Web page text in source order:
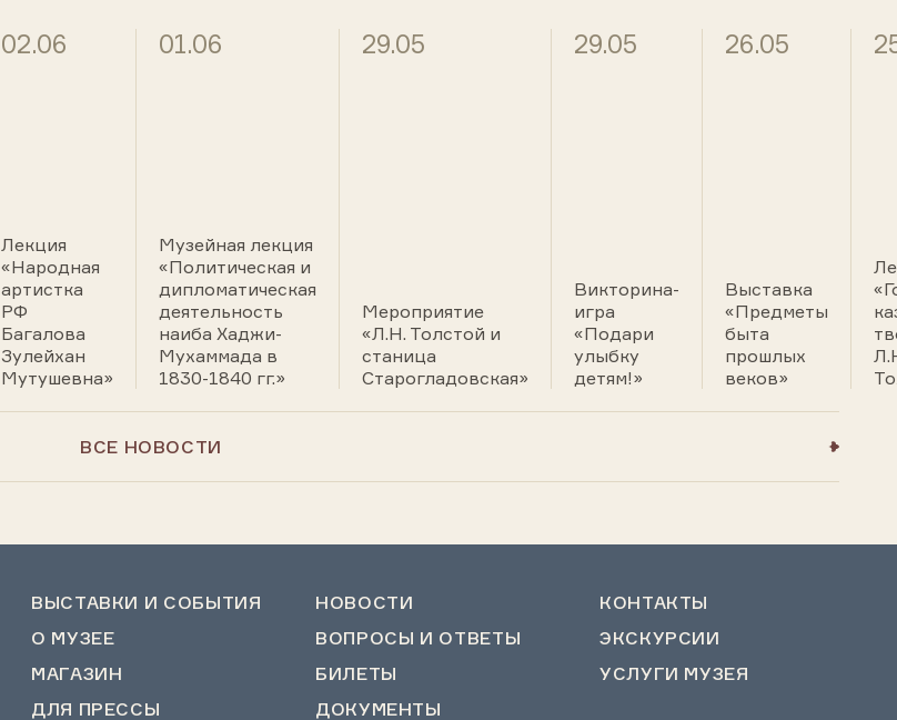
02.06
Лекция
«Народная
артистка
РФ
Багалова
Зулейхан
Мутушевна»
01.06
Музейная лекция
«Политическая и
дипломатическая
деятельность
наиба Хаджи-
Мухаммада в
1830-1840 гг.»
29.05
Мероприятие
«Л.Н. Толстой и
станица
Старогладовская»
29.05
Викторина-
игра
«Подари
улыбку
детям!»
26.05
Выставка
«Предметы
быта
прошлых
веков»
ВСЕ НОВОСТИ
ВЫСТАВКИ И СОБЫТИЯ НОВОСТИ
КОНТАКТЫ
О МУЗЕЕ
ВОПРОСЫ И ОТВЕТЫ
ЭКСКУРСИИ
МАГАЗИН
БИЛЕТЫ
УСЛУГИ МУЗЕЯ
ДЛЯ ПРЕССЫ
ДОКУМЕНТЫ